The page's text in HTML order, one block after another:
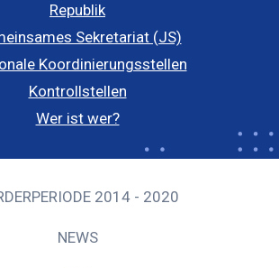
Republik
Sekretariat (JS)
Koordinierungsstellen
Kontrollstellen
Wer ist wer?
2014 - 2020
NEWS